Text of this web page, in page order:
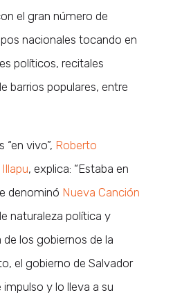
el gran número de
nacionales tocando en
políticos, recitales
barrios populares, entre
vivo”, Roberto
Illapu, explica: “Estaba en
denominó Nueva Canción
naturaleza política y
los gobiernos de la
el gobierno de Salvador
y lo lleva a su